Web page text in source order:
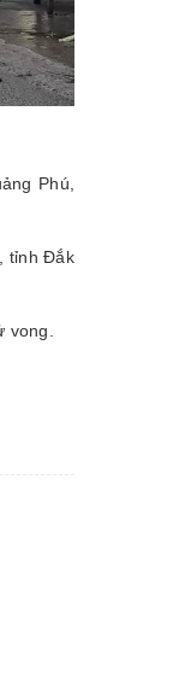
Phú,
tỉnh Đắk